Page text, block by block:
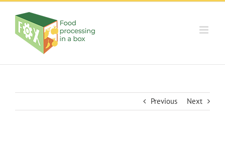
Skip
content
Previous Next